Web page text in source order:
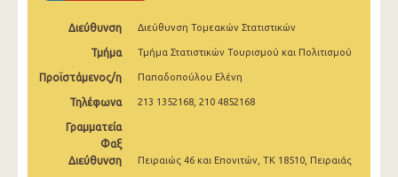
Μαρτίου 2025
Φεβρουαρίου 2025
Ιανουαρίου 2025
2025
Διεύθυνση Διεύθυνση Τομεακών Στατιστικών
Τμήμα Τμήμα Στατιστικών Τουρισμού και Πολιτισμού
Προϊστάμενος/η Παπαδοπούλου Ελένη
Τηλέφωνα 213 1352168, 210 4852168
Γραμματεία
Φαξ
Διεύθυνση
Πειραιώς 46 και Επονιτών, ΤΚ 18510, Πειραιάς